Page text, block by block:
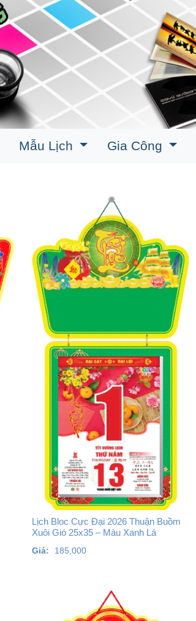
Mẫu Lịch Gia Công
Lịch Bloc Cực Đại 2026 Thuận Buồm
Xuôi Gió 25x35 – Màu Xanh Lá
Giá: 185,000